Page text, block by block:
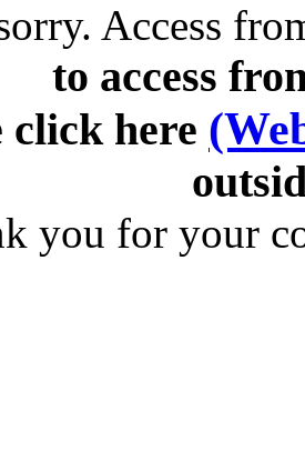
Access
to access
click here
you for your